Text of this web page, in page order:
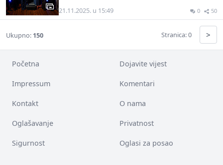
21.11.2025. u 15:49 0 50
Ukupno: 150 Stranica: 0 >
Početna Dojavite vijest
Impressum Komentari
Kontakt O nama
Oglašavanje Privatnost
Sigurnost Oglasi za posao